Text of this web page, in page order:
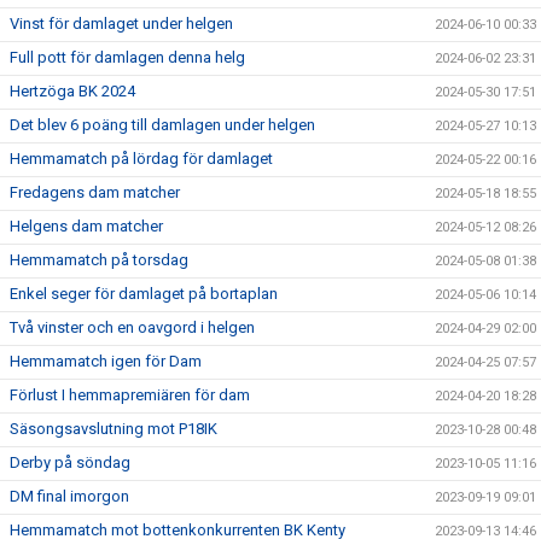
Vinst för damlaget under helgen 2024-06-10 00:33
Full pott för damlagen denna helg 2024-06-02 23:31
Hertzöga BK 2024 2024-05-30 17:51
Det blev 6 poäng till damlagen under helgen 2024-05-27 10:13
Hemmamatch på lördag för damlaget 2024-05-22 00:16
Fredagens dam matcher 2024-05-18 18:55
Helgens dam matcher 2024-05-12 08:26
Hemmamatch på torsdag 2024-05-08 01:38
Enkel seger för damlaget på bortaplan 2024-05-06 10:14
Två vinster och en oavgord i helgen 2024-04-29 02:00
Hemmamatch igen för Dam 2024-04-25 07:57
Förlust I hemmapremiären för dam 2024-04-20 18:28
Säsongsavslutning mot P18IK 2023-10-28 00:48
Derby på söndag 2023-10-05 11:16
DM final imorgon 2023-09-19 09:01
Hemmamatch mot bottenkonkurrenten BK Kenty 2023-09-13 14:46